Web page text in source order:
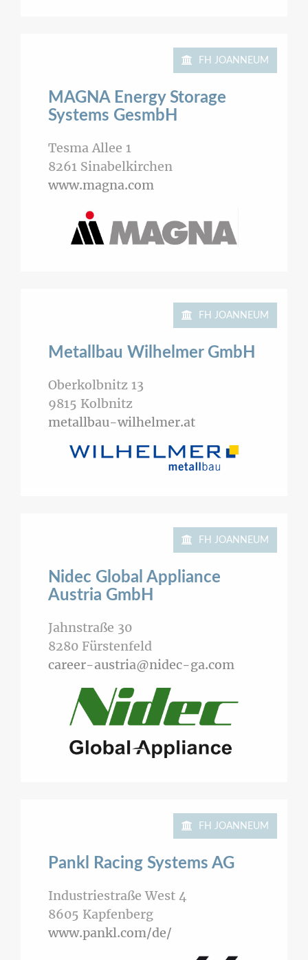
FH JOANNEUM
MAGNA Energy Storage
Systems GesmbH
Tesma Allee 1
8261 Sinabelkirchen
www.magna.com
FH JOANNEUM
Metallbau Wilhelmer GmbH
Oberkolbnitz 13
9815 Kolbnitz
metallbau-wilhelmer.at
FH JOANNEUM
Nidec Global Appliance
Austria GmbH
Jahnstraße 30
8280 Fürstenfeld
career-austria@nidec-ga.com
FH JOANNEUM
Pankl Racing Systems AG
Industriestraße West 4
8605 Kapfenberg
www.pankl.com/de/